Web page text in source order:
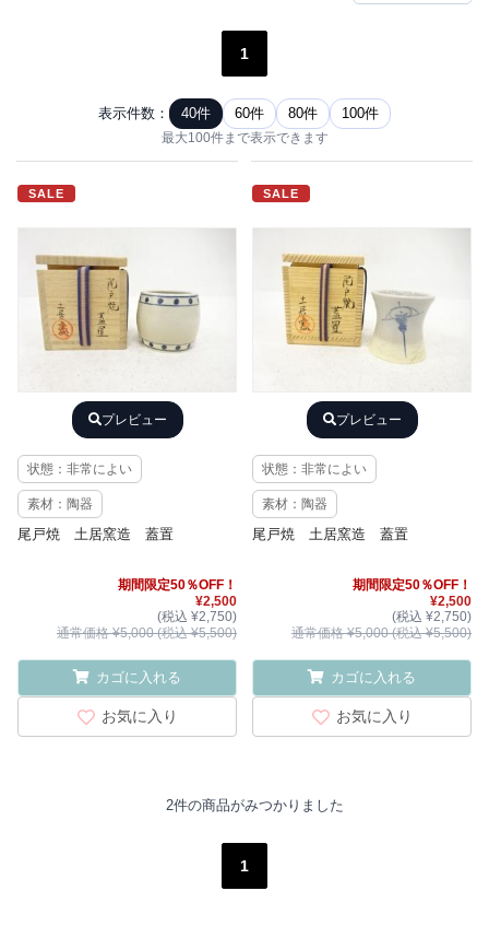
1
表示件数： 40件 60件 80件 100件
最大100件まで表示できます
SALE
プレビュー
状態：非常によい
素材：陶器
尾戸焼 土居窯造 蓋置
期間限定50％OFF！
¥2,500
(税込 ¥2,750)
通常価格 ¥5,000 (税込 ¥5,500)
カゴに入れる
お気に入り
SALE
プレビュー
状態：非常によい
素材：陶器
尾戸焼 土居窯造 蓋置
期間限定50％OFF！
¥2,500
(税込 ¥2,750)
通常価格 ¥5,000 (税込 ¥5,500)
カゴに入れる
お気に入り
2件の商品がみつかりました
1